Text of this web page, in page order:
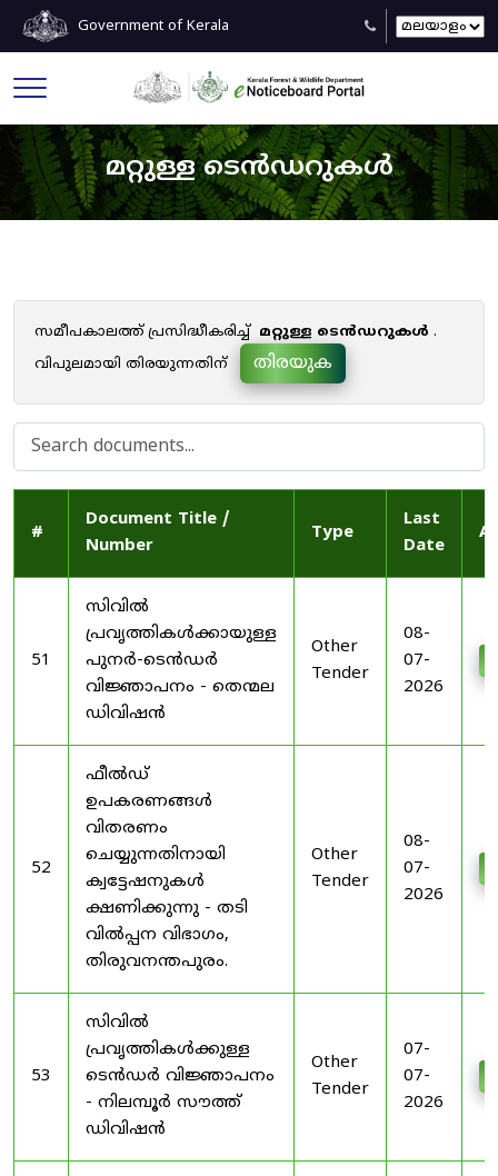
Government of Kerala
മറ്റുള്ള ടെൻഡറുകൾ
സമീപകാലത്ത് പ്രസിദ്ധീകരിച്ച് മറ്റുള്ള ടെൻഡറുകൾ .
വിപുലമായി തിരയുന്നതിന്
തിരയുക
#
Document Title /
Number
Type
Last
Date
51
സിവിൽ
പ്രവൃത്തികൾക്കായുള്ള
പുനർ-ടെൻഡർ
വിജ്ഞാപനം - തെന്മല
ഡിവിഷൻ
Other
Tender
08-
07-
2026
52
ഫീൽഡ്
ഉപകരണങ്ങൾ
വിതരണം
ചെയ്യുന്നതിനായി
ക്വട്ടേഷനുകൾ
ക്ഷണിക്കുന്നു - തടി
വിൽപ്പന വിഭാഗം,
തിരുവനന്തപുരം.
Other
Tender
08-
07-
2026
53
സിവിൽ
പ്രവൃത്തികൾക്കുള്ള
ടെൻഡർ വിജ്ഞാപനം
- നിലമ്പൂർ സൗത്ത്
ഡിവിഷൻ
Other
Tender
07-
07-
2026